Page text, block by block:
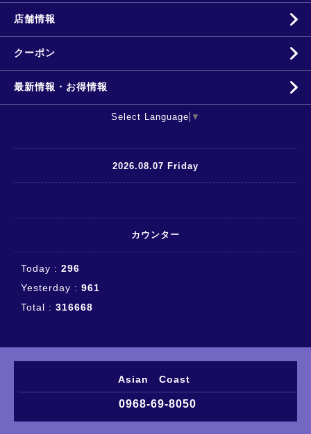
店舗情報
クーポン
最新情報・お得情報
Select Language ▼
2026.08.07 Friday
カウンター
Today : 296
Yesterday : 961
Total : 316668
Asian Coast
0968-69-8050